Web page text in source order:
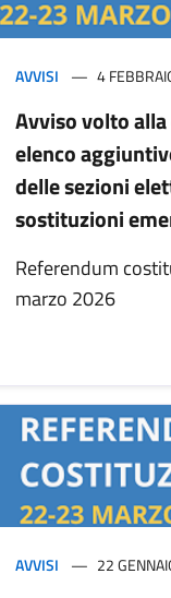
AVVISI 4
Avviso volto
elenco
delle sezioni
sostituzioni
Referendum
marzo 2026
AVVISI 22